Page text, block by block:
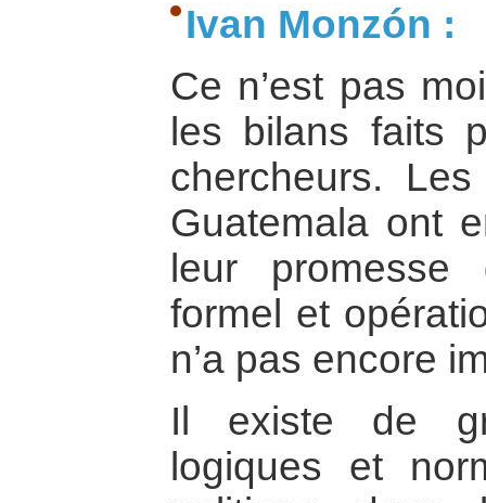
Ivan Monzón :
Ce n’est pas
les bilans faits
chercheurs.
Guatemala ont
leur
formel et
n’a pas encore
Il existe de
logiques et